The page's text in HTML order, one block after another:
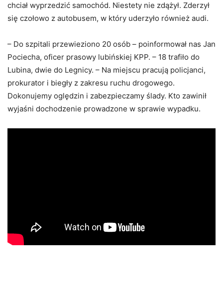
chciał wyprzedzić samochód. Niestety nie zdążył. Zderzył
się czołowo z autobusem, w który uderzyło również audi.
– Do szpitali przewieziono 20 osób – poinformował nas Jan
Pociecha, oficer prasowy lubińskiej KPP. – 18 trafiło do
Lubina, dwie do Legnicy. – Na miejscu pracują policjanci,
prokurator i biegły z zakresu ruchu drogowego.
Dokonujemy oględzin i zabezpieczamy ślady. Kto zawinił
wyjaśni dochodzenie prowadzone w sprawie wypadku.